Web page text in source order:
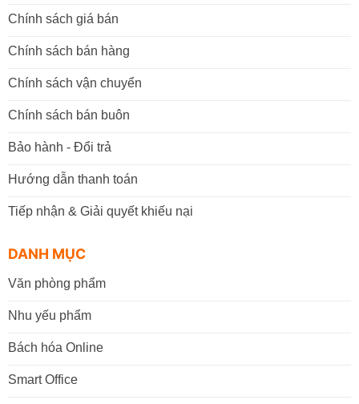
Chính sách giá bán
Chính sách bán hàng
Chính sách vận chuyển
Chính sách bán buôn
Bảo hành - Đổi trả
Hướng dẫn thanh toán
Tiếp nhận & Giải quyết khiếu nại
DANH MỤC
Văn phòng phẩm
Nhu yếu phẩm
Bách hóa Online
Smart Office